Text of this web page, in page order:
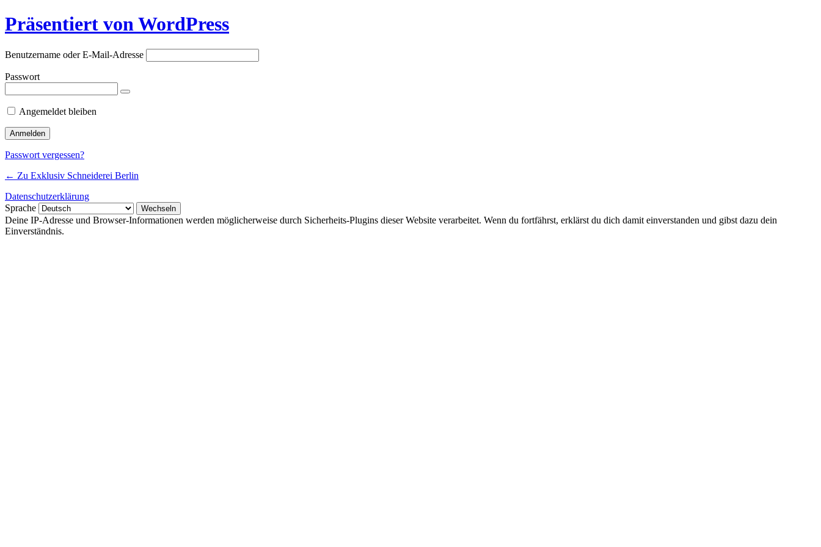
Präsentiert von WordPress
Benutzername oder E-Mail-Adresse
Passwort
Angemeldet bleiben
Passwort vergessen?
← Zu Exklusiv Schneiderei Berlin
Datenschutzerklärung
Sprache
Deine IP-Adresse und Browser-Informationen werden möglicherweise durch Sicherheits-Plugins dieser Website verarbeitet. Wenn du fortfährst, erklärst du dich damit einverstanden und gibst dazu dein
Einverständnis.